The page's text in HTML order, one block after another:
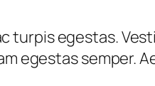
turpis egestas.
egestas semper.